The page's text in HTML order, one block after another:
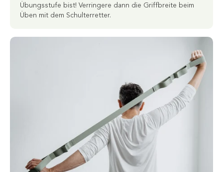
Übungsstufe bist! Verringere dann die Griffbreite beim
Üben mit dem Schulterretter.